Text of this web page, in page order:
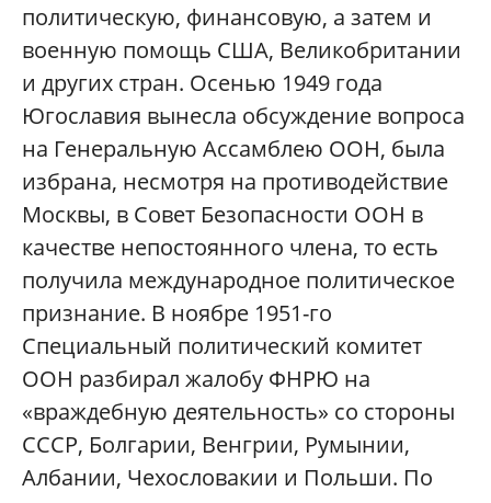
политическую, финансовую, а затем и
военную помощь США, Великобритании
и других стран. Осенью 1949 года
Югославия вынесла обсуждение вопроса
на Генеральную Ассамблею ООН, была
избрана, несмотря на противодействие
Москвы, в Совет Безопасности ООН в
качестве непостоянного члена, то есть
получила международное политическое
признание. В ноябре 1951-го
Специальный политический комитет
ООН разбирал жалобу ФНРЮ на
«враждебную деятельность» со стороны
СССР, Болгарии, Венгрии, Румынии,
Албании, Чехословакии и Польши. По